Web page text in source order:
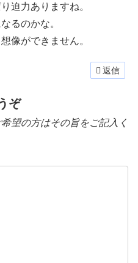
迫力ありますね。
るのかな。
像ができません。
返信
ぞ
の方はその旨をご記入く